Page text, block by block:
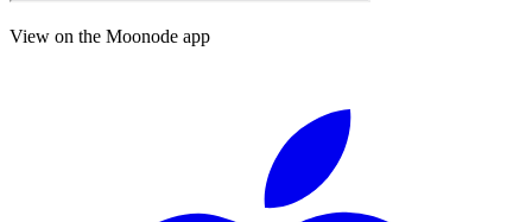
View on the Moonode app